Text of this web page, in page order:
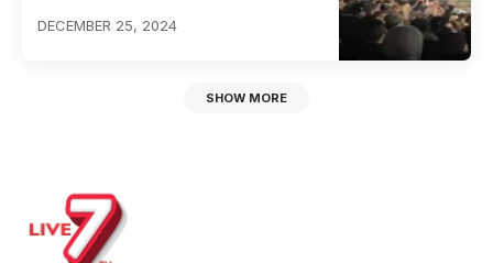
DECEMBER 25, 2024
SHOW MORE